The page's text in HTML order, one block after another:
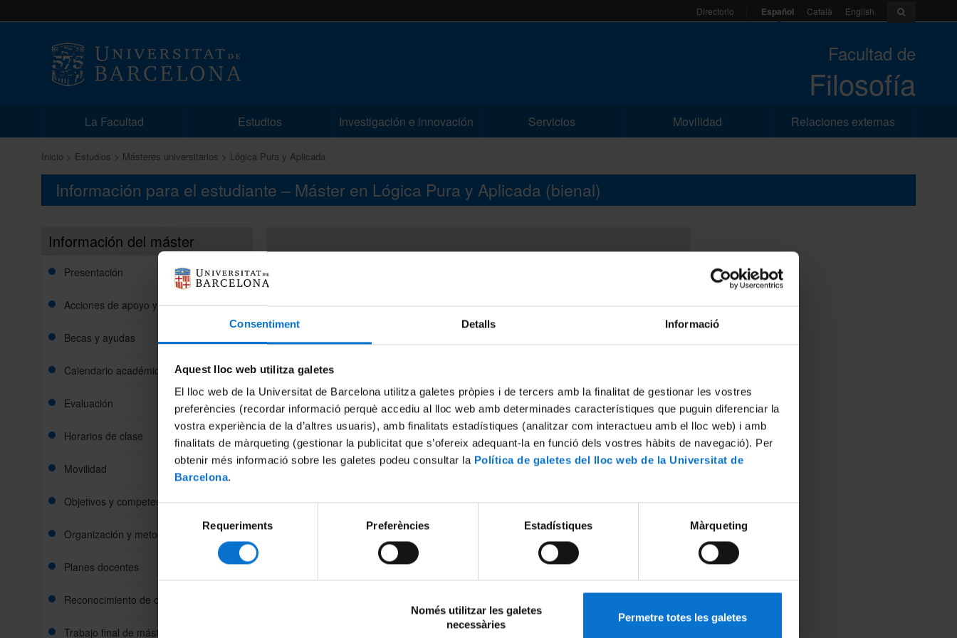
Consentiment Detalls Informació
Aquest lloc web utilitza galetes
El lloc web de la Universitat de Barcelona utilitza galetes pròpies i de tercers amb la finalitat de gestionar les vostres
preferències (recordar informació perquè accediu al lloc web amb determinades característiques que puguin diferenciar la
vostra experiència de la d’altres usuaris), amb finalitats estadístiques (analitzar com interactueu amb el lloc web) i amb
finalitats de màrqueting (gestionar la publicitat que s’ofereix adequant-la en funció dels vostres hàbits de navegació). Per
obtenir més informació sobre les galetes podeu consultar la Política de galetes del lloc web de la Universitat de
Barcelona.
consentiment
Requeriments Preferències Estadístiques Màrqueting
Només utilitzar les galetes
necessàries
Permetre totes les galetes
Directorio Español Català English
Facultad de
Filosofía
La Facultad Estudios Investigación e innovación Servicios Movilidad Relaciones externas
Inicio Estudios Másteres universitarios Lógica Pura y Aplicada
Información para el estudiante – Máster en Lógica Pura y Aplicada (bienal)
Información del máster
Presentación
Acciones de apoyo y orientación
Becas y ayudas
Calendario académico
Evaluación
Horarios de clase
Movilidad
Objetivos y competencias
Organización y metodología docente
Planes docentes
Reconocimiento de créditos
Trabajo final de máster